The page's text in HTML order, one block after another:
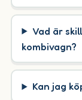
Vad är
kombivagn?
Kan jag